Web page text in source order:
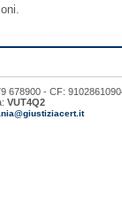
678900 - CF:
VUT4Q2